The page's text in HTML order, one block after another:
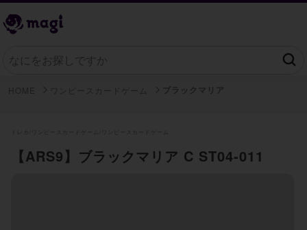
【ARS9】ブラックマリア C ST04-011